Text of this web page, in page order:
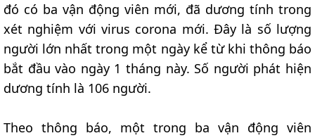
đó có ba vận động viên mới, đã dương tính trong
xét nghiệm với virus corona mới. Đây là số lượng
người lớn nhất trong một ngày kể từ khi thông báo
bắt đầu vào ngày 1 tháng này. Số người phát hiện
dương tính là 106 người.
Theo thông báo, một trong ba vận động viên